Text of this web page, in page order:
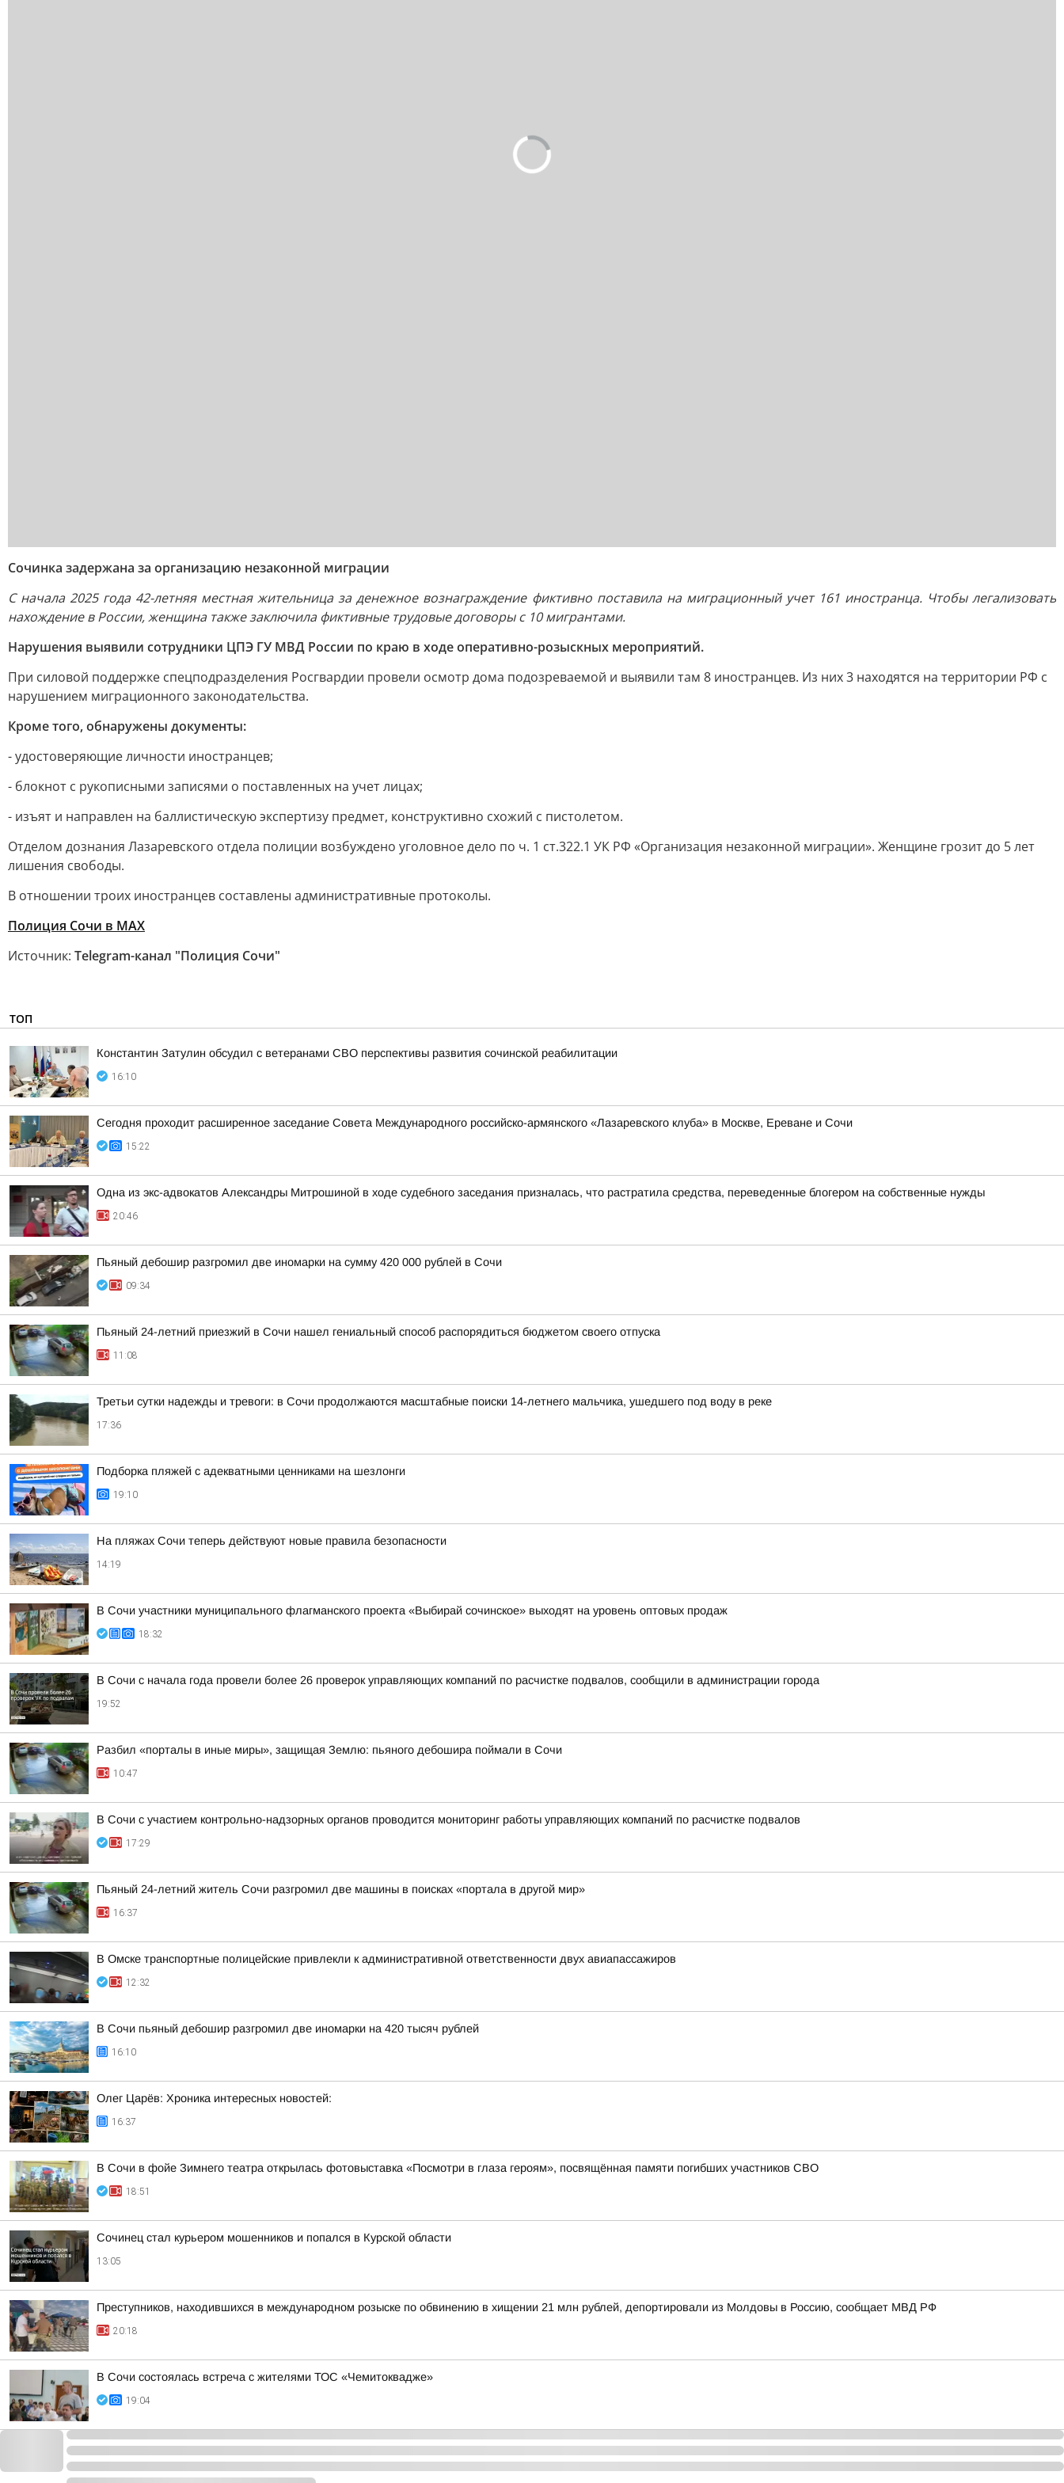
Сочинка задержана за организацию незаконной миграции
С начала 2025 года 42-летняя местная жительница за денежное вознаграждение фиктивно поставила на миграционный учет 161 иностранца. Чтобы легализовать
нахождение в России, женщина также заключила фиктивные трудовые договоры с 10 мигрантами.
Нарушения выявили сотрудники ЦПЭ ГУ МВД России по краю в ходе оперативно-розыскных мероприятий.
При силовой поддержке спецподразделения Росгвардии провели осмотр дома подозреваемой и выявили там 8 иностранцев. Из них 3 находятся на территории РФ с
нарушением миграционного законодательства.
Кроме того, обнаружены документы:
- удостоверяющие личности иностранцев;
- блокнот с рукописными записями о поставленных на учет лицах;
- изъят и направлен на баллистическую экспертизу предмет, конструктивно схожий с пистолетом.
Отделом дознания Лазаревского отдела полиции возбуждено уголовное дело по ч. 1 ст.322.1 УК РФ «Организация незаконной миграции». Женщине грозит до 5 лет
лишения свободы.
В отношении троих иностранцев составлены административные протоколы.
Полиция Сочи в МАХ
Источник: Telegram-канал "Полиция Сочи"
ТОП
Константин Затулин обсудил с ветеранами СВО перспективы развития сочинской реабилитации
16:10
Сегодня проходит расширенное заседание Совета Международного российско-армянского «Лазаревского клуба» в Москве, Ереване и Сочи
15:22
Одна из экс-адвокатов Александры Митрошиной в ходе судебного заседания призналась, что растратила средства, переведенные блогером на собственные нужды
20:46
Пьяный дебошир разгромил две иномарки на сумму 420 000 рублей в Сочи
09:34
Пьяный 24-летний приезжий в Сочи нашел гениальный способ распорядиться бюджетом своего отпуска
11:08
Третьи сутки надежды и тревоги: в Сочи продолжаются масштабные поиски 14-летнего мальчика, ушедшего под воду в реке
17:36
Подборка пляжей с адекватными ценниками на шезлонги
19:10
На пляжах Сочи теперь действуют новые правила безопасности
14:19
В Сочи участники муниципального флагманского проекта «Выбирай сочинское» выходят на уровень оптовых продаж
18:32
В Сочи с начала года провели более 26 проверок управляющих компаний по расчистке подвалов, сообщили в администрации города
19:52
Разбил «порталы в иные миры», защищая Землю: пьяного дебошира поймали в Сочи
10:47
В Сочи с участием контрольно-надзорных органов проводится мониторинг работы управляющих компаний по расчистке подвалов
17:29
Пьяный 24-летний житель Сочи разгромил две машины в поисках «портала в другой мир»
16:37
В Омске транспортные полицейские привлекли к административной ответственности двух авиапассажиров
12:32
В Сочи пьяный дебошир разгромил две иномарки на 420 тысяч рублей
16:10
Олег Царёв: Хроника интересных новостей:
16:37
В Сочи в фойе Зимнего театра открылась фотовыставка «Посмотри в глаза героям», посвящённая памяти погибших участников СВО
18:51
Сочинец стал курьером мошенников и попался в Курской области
13:05
Преступников, находившихся в международном розыске по обвинению в хищении 21 млн рублей, депортировали из Молдовы в Россию, сообщает МВД РФ
20:18
В Сочи состоялась встреча с жителями ТОС «Чемитоквадже»
19:04